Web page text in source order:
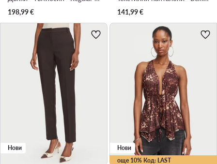
198,99€
141,99€
Нови
още 10% Код: LAST
Нови